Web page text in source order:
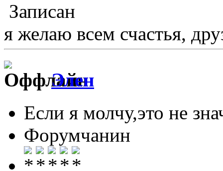
Записан
я желаю всем счастья,
Элен
Если я молчу,это не
Форумчанин